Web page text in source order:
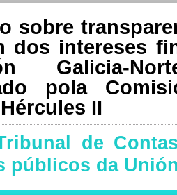
sobre
dos intereses
Galicia-
pola
II
de
públicos da